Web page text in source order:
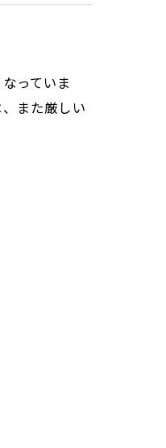
っていま
また厳しい